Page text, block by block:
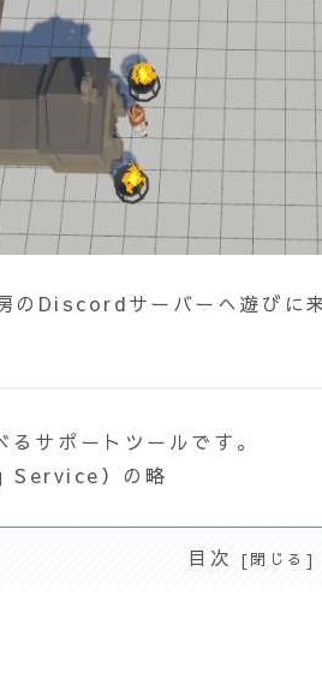
Discordサーバーへ遊びに
サポートツールです。
）の略
目次